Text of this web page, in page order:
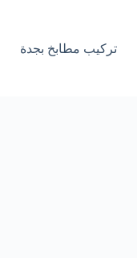
تركيب مطابخ بجدة